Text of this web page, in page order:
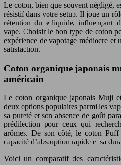
Le coton, bien que souvent négligé,
résistif dans votre setup. Il joue un
rétention du e-liquide, influençant
vape. Choisir le bon type de coton
expérience de vapotage médiocre et
satisfaction.
Coton organique japonais
américain
Le coton organique japonais Muji
deux options populaires parmi les
sa pureté et son absence de goût
prédilection pour ceux qui
arômes. De son côté, le coton Puff
capacité d’absorption rapide et sa
Voici un comparatif des